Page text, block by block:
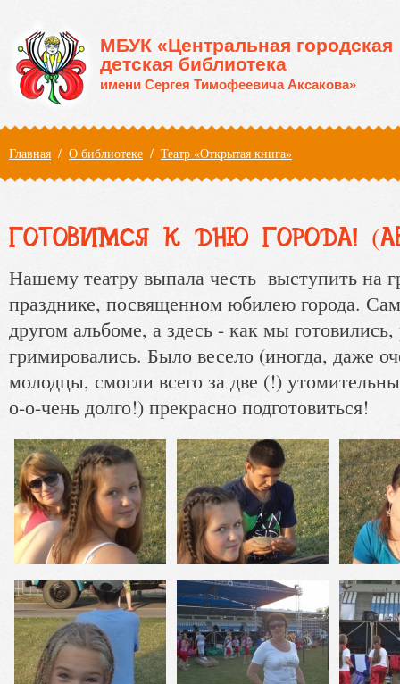
МБУК «Центральная городская
детская библиотека
имени Сергея Тимофеевича Аксакова»
Вы здесь
Главная / О библиотеке / Театр «Открытая книга»
ГОТОВИМСЯ К ДНЮ ГОРОДА!
Нашему театру выпала честь выступить на
празднике, посвященном юбилею города.
другом альбоме, а здесь - как мы
гримировались. Было весело (иногда, даже
молодцы, смогли всего за две (!)
о-о-чень долго!) прекрасно подготовиться!